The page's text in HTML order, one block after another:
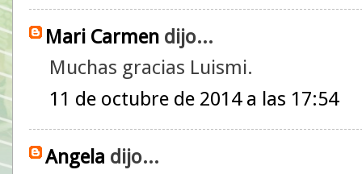
Mari Carmen dijo...
Muchas gracias Luismi.
11 de octubre de 2014 a las 17:54
Angela dijo...